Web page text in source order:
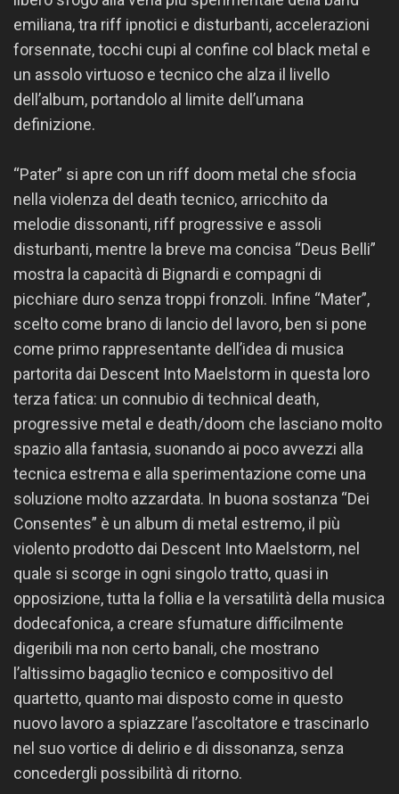
emiliana, tra riff ipnotici e disturbanti, accelerazioni
forsennate, tocchi cupi al confine col black metal e
un assolo virtuoso e tecnico che alza il livello
dell’album, portandolo al limite dell’umana
definizione.
“Pater” si apre con un riff doom metal che sfocia
nella violenza del death tecnico, arricchito da
melodie dissonanti, riff progressive e assoli
disturbanti, mentre la breve ma concisa “Deus Belli”
mostra la capacità di Bignardi e compagni di
picchiare duro senza troppi fronzoli. Infine “Mater”,
scelto come brano di lancio del lavoro, ben si pone
come primo rappresentante dell’idea di musica
partorita dai Descent Into Maelstorm in questa loro
terza fatica: un connubio di technical death,
progressive metal e death/doom che lasciano molto
spazio alla fantasia, suonando ai poco avvezzi alla
tecnica estrema e alla sperimentazione come una
soluzione molto azzardata. In buona sostanza “Dei
Consentes” è un album di metal estremo, il più
violento prodotto dai Descent Into Maelstorm, nel
quale si scorge in ogni singolo tratto, quasi in
opposizione, tutta la follia e la versatilità della musica
dodecafonica, a creare sfumature difficilmente
digeribili ma non certo banali, che mostrano
l’altissimo bagaglio tecnico e compositivo del
quartetto, quanto mai disposto come in questo
nuovo lavoro a spiazzare l’ascoltatore e trascinarlo
nel suo vortice di delirio e di dissonanza, senza
concedergli possibilità di ritorno.